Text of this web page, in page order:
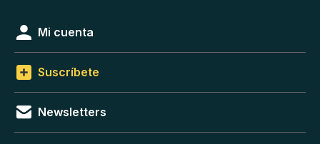
Mi cuenta
Suscríbete
Newsletters